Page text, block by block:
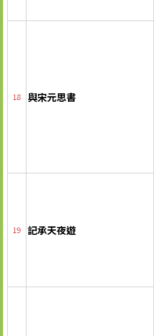
18 與宋元思書
19 記承天夜遊